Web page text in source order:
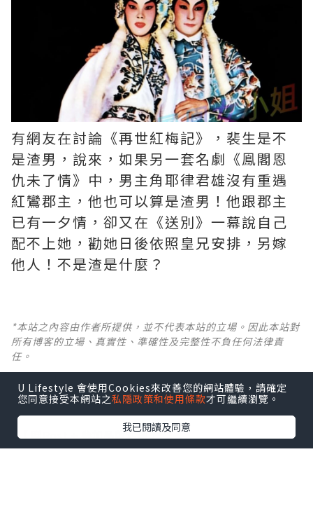
有網友在討論《再世紅梅記》，裴生是不
是渣男，說來，如果另一套名劇《鳯閣恩
仇未了情》中，男主角耶律君雄沒有重遇
紅鸞郡主，他也可以算是渣男！他跟郡主
已有一夕情，卻又在《送別》一幕說自己
配不上她，勸她日後依照皇兄安排，另嫁
他人！不是渣是什麼？ ​​​
*本站之內容由作者所提供，並不代表本站的立場。因此本站對
所有博客的立場、真實性、準確性及完整性不負任何法律責
任。
【 U Creator 招募 】
出Post賺現金獎賞 l登記《社群創作有價企劃》
【 睇Post + 參加品牌活動 】
瀏覽更多社群打卡丶旅遊丶美食丶親子丶寵物丶扮靚
U Lifestyle 會使用Cookies來改善您的網站體驗，請確定
您同意接受本網站之私隱政策和使用條款才可繼續瀏覽。
我已閱讀及同意